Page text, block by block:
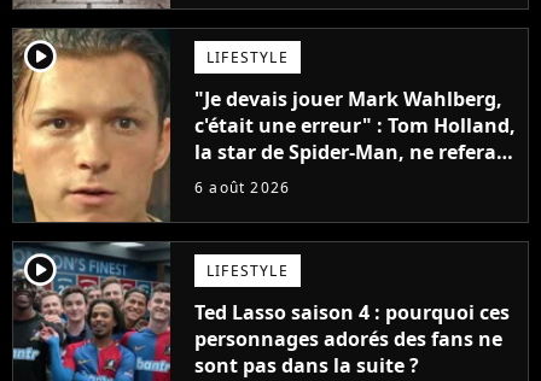
player2 LIFESTYLE
"Je devais jouer Mark Wahlberg,
c'était une erreur" : Tom Holland,
la star de Spider-Man, ne referait
pas ce blockbuster
6 août 2026
player2 LIFESTYLE
Ted Lasso saison 4 : pourquoi ces
personnages adorés des fans ne
sont pas dans la suite ?